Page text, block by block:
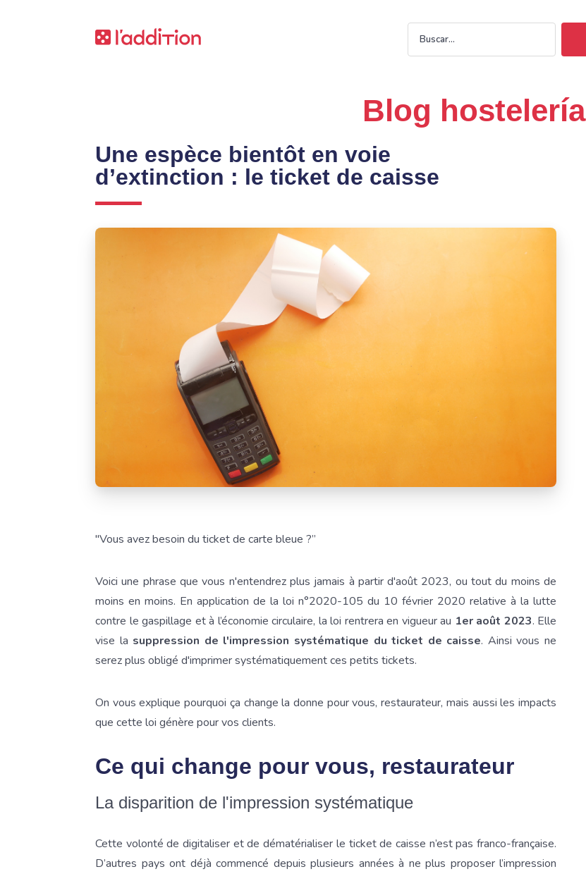
Blog hostelería
Une espèce bientôt en voie
d’extinction : le ticket de caisse
"Vous avez besoin du ticket de carte bleue ?”
Voici une phrase que vous n'entendrez plus jamais à partir d'août 2023, ou tout du moins de
moins en moins. En application de la loi n°2020-105 du 10 février 2020 relative à la lutte
contre le gaspillage et à l’économie circulaire, la loi rentrera en vigueur au 1er août 2023. Elle
vise la suppression de l'impression systématique du ticket de caisse. Ainsi vous ne
serez plus obligé d'imprimer systématiquement ces petits tickets.
On vous explique pourquoi ça change la donne pour vous, restaurateur, mais aussi les impacts
que cette loi génère pour vos clients.
Ce qui change pour vous, restaurateur
La disparition de l'impression systématique
Cette volonté de digitaliser et de dématérialiser le ticket de caisse n’est pas franco-française.
D’autres pays ont déjà commencé depuis plusieurs années à ne plus proposer l’impression